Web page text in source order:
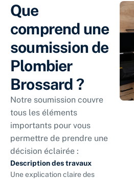
Que
comprend une
soumission de
Plombier
Brossard ?
Notre soumission couvre
tous les éléments
importants pour vous
permettre de prendre une
décision éclairée :
Description des travaux
Une explication claire des